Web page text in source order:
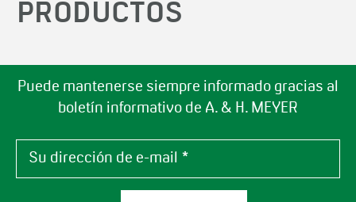
PRODUCTOS
Puede mantenerse siempre informado gracias al
boletín informativo de A. & H. MEYER